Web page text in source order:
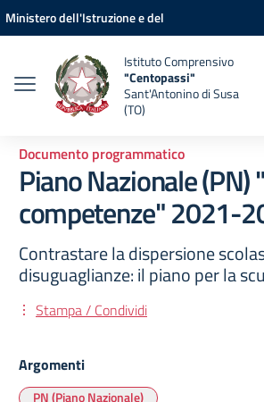
Vai ai contenuti
Vai al menu di navigazione
Vai al footer
Ministero dell'Istruzione e del
Istituto Comprensivo
"Centopassi"
Sant'Antonino di Susa
(TO)
Documento programmatico
Piano Nazionale (PN)
competenze" 2021-
Contrastare la dispersione
disuguaglianze: il piano per la
Stampa / Condividi
Argomenti
PN (Piano Nazionale)